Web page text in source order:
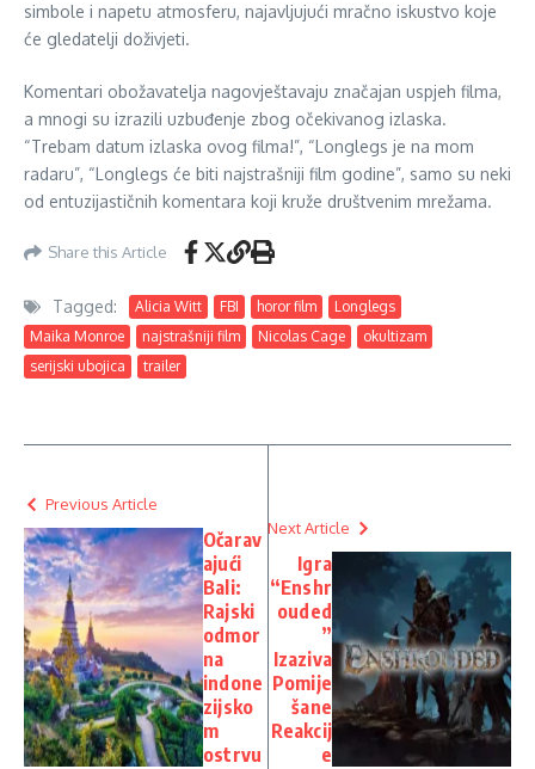
simbole i napetu atmosferu, najavljujući mračno iskustvo koje
će gledatelji doživjeti.
Komentari obožavatelja nagovještavaju značajan uspjeh filma,
a mnogi su izrazili uzbuđenje zbog očekivanog izlaska.
“Trebam datum izlaska ovog filma!”, “Longlegs je na mom
radaru”, “Longlegs će biti najstrašniji film godine”, samo su neki
od entuzijastičnih komentara koji kruže društvenim mrežama.
Share this Article
Tagged: Alicia Witt FBI horor film
Longlegs
Maika Monroe
najstrašniji film Nicolas Cage
okultizam
serijski ubojica
trailer
Previous Article
Očarav
ajući
Bali:
Rajski
odmor
na
indone
zijsko
m
ostrvu
Next Article
Igra
“Enshr
ouded
”
Izaziva
Pomije
šane
Reakcij
e